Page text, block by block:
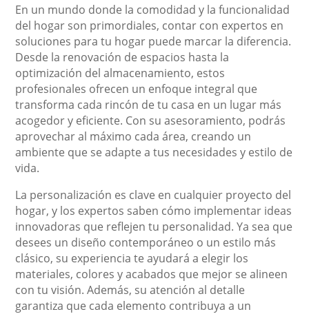
En un mundo donde la comodidad y la funcionalidad
del hogar son primordiales, contar con expertos en
soluciones para tu hogar puede marcar la diferencia.
Desde la renovación de espacios hasta la
optimización del almacenamiento, estos
profesionales ofrecen un enfoque integral que
transforma cada rincón de tu casa en un lugar más
acogedor y eficiente. Con su asesoramiento, podrás
aprovechar al máximo cada área, creando un
ambiente que se adapte a tus necesidades y estilo de
vida.
La personalización es clave en cualquier proyecto del
hogar, y los expertos saben cómo implementar ideas
innovadoras que reflejen tu personalidad. Ya sea que
desees un diseño contemporáneo o un estilo más
clásico, su experiencia te ayudará a elegir los
materiales, colores y acabados que mejor se alineen
con tu visión. Además, su atención al detalle
garantiza que cada elemento contribuya a un